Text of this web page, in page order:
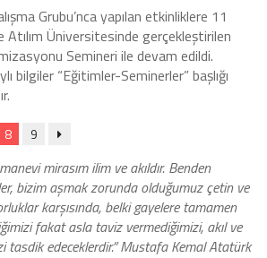
Grubu’nca yapılan etkinliklere 11
Üniversitesinde gerçekleştirilen
Semineri ile devam edildi.
bilgiler “Eğitimler-Seminerler” başlığı
8 9
mirasım ilim ve akıldır. Benden
bizim aşmak zorunda olduğumuz çetin ve
karşısında, belki gayelere tamamen
fakat asla taviz vermediğimizi, akıl ve
tasdik edeceklerdir.” Mustafa Kemal Atatürk